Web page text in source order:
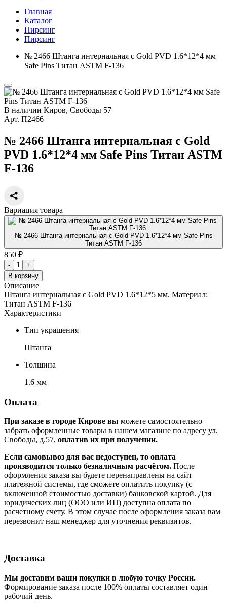
Главная
Каталог
Пирсинг
Пирсинг
№ 2466 Штанга интернальная с Gold PVD 1.6*12*4 мм
Safe Pins Титан ASTM F-136
В наличии Киров, Свободы 57
Арт. П2466
№ 2466 Штанга интернальная с Gold
PVD 1.6*12*4 мм Safe Pins Титан ASTM
F-136
Вариация товара
№ 2466 Штанга интернальная с Gold PVD 1.6*12*4 мм Safe Pins
Титан ASTM F-136
850 ₽
- 1
+
В корзину
Описание
Штанга интернальная с Gold PVD 1.6*12*5 мм. Материал:
Титан ASTM F-136
Характеристики
Тип украшения
Штанга
Толщина
1.6 мм
Оплата
При заказе в городе Кирове вы можете самостоятельно
забрать оформленные товары в нашем магазине по адресу ул.
Свободы, д.57, оплатив их при получении.
Если самовывоз для вас недоступен, то оплата
производится только безналичным расчётом. После
оформления заказа вы будете перенаправлены на сайт
платежной системы, где сможете оплатить покупку (с
включенной стоимостью доставки) банковской картой. Для
юридических лиц (ООО или ИП) доступна оплата по
расчетному счету. В этом случае после оформления заказа вам
перезвонит наш менеджер для уточнения реквизитов.
Доставка
Мы доставим ваши покупки в любую точку России.
Формирование заказа после 100% оплаты составляет один
рабочий день.